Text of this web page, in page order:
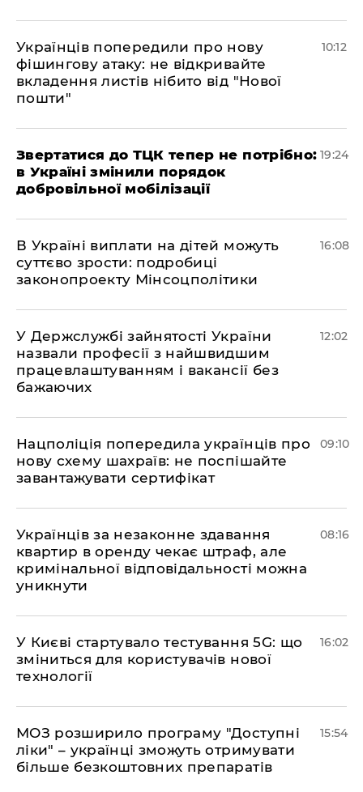
Українців попередили про нову
фішингову атаку: не відкривайте
вкладення листів нібито від "Нової
пошти"
10:12
​Звертатися до ТЦК тепер не потрібно:
в Україні змінили порядок
добровільної мобілізації
19:24
В Україні виплати на дітей можуть
суттєво зрости: подробиці
законопроекту Мінсоцполітики
16:08
У Держслужбі зайнятості України
назвали професії з найшвидшим
працевлаштуванням і вакансії без
бажаючих
12:02
Нацполіція попередила українців про
нову схему шахраїв: не поспішайте
завантажувати сертифікат
09:10
Українців за незаконне здавання
квартир в оренду чекає штраф, але
кримінальної відповідальності можна
уникнути
08:16
У Києві стартувало тестування 5G: що
зміниться для користувачів нової
технології
16:02
МОЗ розширило програму "Доступні
ліки" – українці зможуть отримувати
більше безкоштовних препаратів
15:54